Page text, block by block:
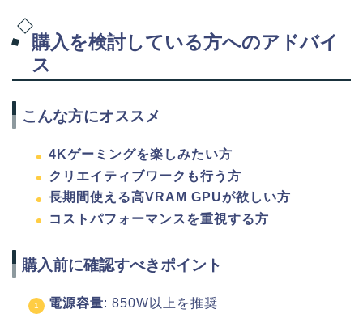
購入を検討している方へのアドバイ
ス
こんな方にオススメ
4Kゲーミングを楽しみたい方
クリエイティブワークも行う方
長期間使える高VRAM GPUが欲しい方
コストパフォーマンスを重視する方
購入前に確認すべきポイント
電源容量: 850W以上を推奨